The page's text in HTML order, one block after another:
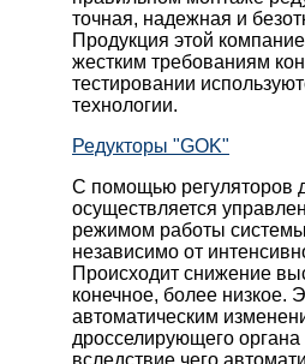
точная, надежная и
Продукция этой
жестким требованиям
тестировании
технологии.
Редукторы "GOK"
С помощью регуляторов
осуществляется
режимом работы
независимо от
Происходит снижение
конечное, более низкое.
автоматическим
дросселирующего органа
вследствие чего